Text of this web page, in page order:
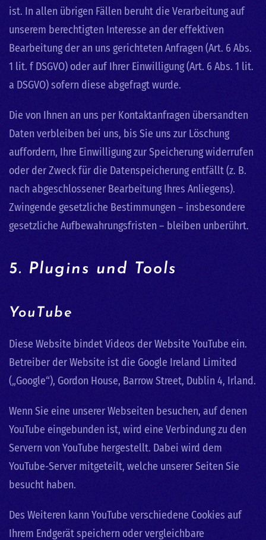
ist. In allen übrigen Fällen beruht die Verarbeitung auf
unserem berechtigten Interesse an der effektiven
Bearbeitung der an uns gerichteten Anfragen (Art. 6 Abs.
1 lit. f DSGVO) oder auf Ihrer Einwilligung (Art. 6 Abs. 1 lit.
a DSGVO) sofern diese abgefragt wurde.
Die von Ihnen an uns per Kontaktanfragen übersandten
Daten verbleiben bei uns, bis Sie uns zur Löschung
auffordern, Ihre Einwilligung zur Speicherung widerrufen
oder der Zweck für die Datenspeicherung entfällt (z. B.
nach abgeschlossener Bearbeitung Ihres Anliegens).
Zwingende gesetzliche Bestimmungen – insbesondere
gesetzliche Aufbewahrungsfristen – bleiben unberührt.
5. Plugins und Tools
YouTube
Diese Website bindet Videos der Website YouTube ein.
Betreiber der Website ist die Google Ireland Limited
(„Google“), Gordon House, Barrow Street, Dublin 4, Irland.
Wenn Sie eine unserer Webseiten besuchen, auf denen
YouTube eingebunden ist, wird eine Verbindung zu den
Servern von YouTube hergestellt. Dabei wird dem
YouTube-Server mitgeteilt, welche unserer Seiten Sie
besucht haben.
Des Weiteren kann YouTube verschiedene Cookies auf
Ihrem Endgerät speichern oder vergleichbare